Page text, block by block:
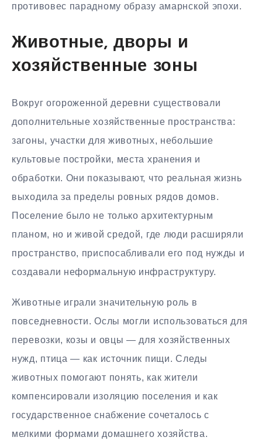
противовес парадному образу амарнской эпохи.
Животные, дворы и
хозяйственные зоны
Вокруг огороженной деревни существовали
дополнительные хозяйственные пространства:
загоны, участки для животных, небольшие
культовые постройки, места хранения и
обработки. Они показывают, что реальная жизнь
выходила за пределы ровных рядов домов.
Поселение было не только архитектурным
планом, но и живой средой, где люди расширяли
пространство, приспосабливали его под нужды и
создавали неформальную инфраструктуру.
Животные играли значительную роль в
повседневности. Ослы могли использоваться для
перевозки, козы и овцы — для хозяйственных
нужд, птица — как источник пищи. Следы
животных помогают понять, как жители
компенсировали изоляцию поселения и как
государственное снабжение сочеталось с
мелкими формами домашнего хозяйства.